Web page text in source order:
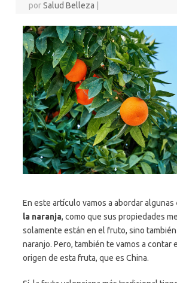
porSalud Belleza
En este artículo vamos a abordar algunas
la naranja, como que sus propiedades
solamente están en el fruto, sino
naranjo. Pero, también te vamos a contar
origen de esta fruta, que es China.